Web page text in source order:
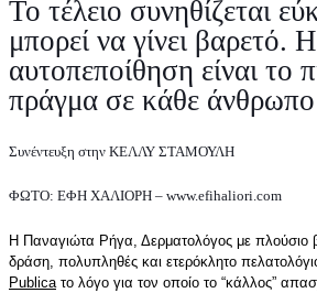
Το τέλειο συνηθίζεται
μπορεί να γίνει βαρετό. Η
αυτοπεποίθηση είναι το
πράγμα σε κάθε άνθρωπο
Συνέντευξη στην ΚΕΛΛΥ ΣΤΑΜΟΥΛΗ
ΦΩΤΟ: ΕΦΗ ΧΑΛΙΟΡΗ – www.efihaliori.com
Η Παναγιώτα Ρήγα, Δερματολόγος με πλούσιο
δράση, πολυπληθές και ετερόκλητο
Publicaτο λόγο για τον οποίο το “κάλλος”